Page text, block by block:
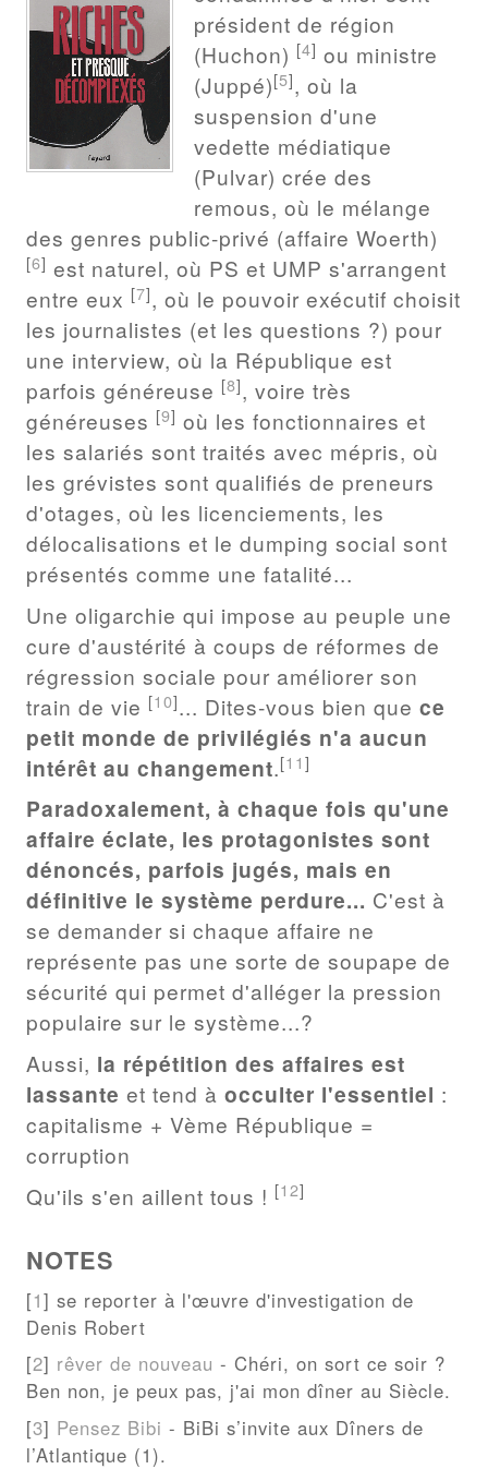
président de région
(Huchon) [4] ou ministre
(Juppé)[5], où la
suspension d'une
vedette médiatique
(Pulvar) crée des
remous, où le mélange
des genres public-privé (affaire Woerth)
[6] est naturel, où PS et UMP s'arrangent
entre eux [7], où le pouvoir exécutif choisit
les journalistes (et les questions ?) pour
une interview, où la République est
parfois généreuse [8], voire très
généreuses [9] où les fonctionnaires et
les salariés sont traités avec mépris, où
les grévistes sont qualifiés de preneurs
d'otages, où les licenciements, les
délocalisations et le dumping social sont
présentés comme une fatalité...
Une oligarchie qui impose au peuple une
cure d'austérité à coups de réformes de
régression sociale pour améliorer son
train de vie [10]... Dites-vous bien que ce
petit monde de privilégiés n'a aucun
intérêt au changement.[11]
Paradoxalement, à chaque fois qu'une
affaire éclate, les protagonistes sont
dénoncés, parfois jugés, mais en
définitive le système perdure... C'est à
se demander si chaque affaire ne
représente pas une sorte de soupape de
sécurité qui permet d'alléger la pression
populaire sur le système...?
Aussi, la répétition des affaires est
lassante et tend à occulter l'essentiel :
capitalisme + Vème République =
corruption
Qu'ils s'en aillent tous ! [12]
NOTES
[1] se reporter à l'œuvre d'investigation de
Denis Robert
[2] rêver de nouveau - Chéri, on sort ce soir ?
Ben non, je peux pas, j'ai mon dîner au Siècle.
[3] Pensez Bibi - BiBi s’invite aux Dîners de
l’Atlantique (1).